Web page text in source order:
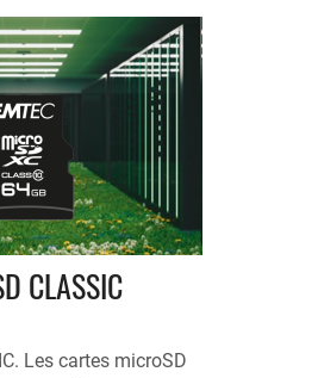
CLASSIC
Les cartes microSD